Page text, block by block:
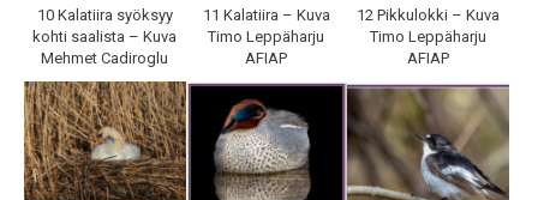
10 Kalatiira syöksyy
kohti saalista – Kuva
Mehmet Cadiroglu
11 Kalatiira – Kuva
Timo Leppäharju
AFIAP
12 Pikkulokki – Kuva
Timo Leppäharju
AFIAP